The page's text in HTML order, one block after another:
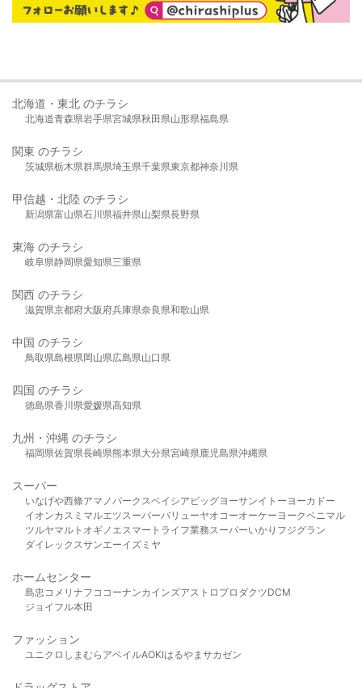
北海道・東北 のチラシ
北海道青森県岩手県宮城県秋田県山形県福島県
関東 のチラシ
茨城県栃木県群馬県埼玉県千葉県東京都神奈川県
甲信越・北陸 のチラシ
新潟県富山県石川県福井県山梨県長野県
東海 のチラシ
岐阜県静岡県愛知県三重県
関西 のチラシ
滋賀県京都府大阪府兵庫県奈良県和歌山県
中国 のチラシ
鳥取県島根県岡山県広島県山口県
四国 のチラシ
徳島県香川県愛媛県高知県
九州・沖縄 のチラシ
福岡県佐賀県長崎県熊本県大分県宮崎県鹿児島県沖縄県
スーパー
いなげや西條アマノパークスベイシア ビッグヨーサンイトーヨーカドー
イオンカスミ マルエツスーパーバリューヤオコーオーケー ヨークベニマル
ツルヤマルト オギノ エスマート ライフ業務スーパーいかり フジグラン
ダイレックスサンエーイズミヤ
ホームセンター
島忠 コメリ ナフコ コーナンカインズアストロプロダクツDCM
ジョイフル本田
ファッション
ユニクロ しまむら アベイルAOKIはるやま サカゼン